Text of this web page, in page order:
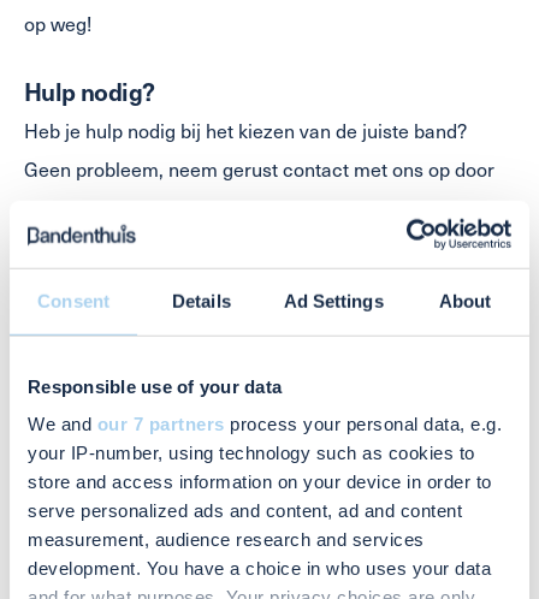
Consent Details Ad Settings About
Responsible use of your data
We and our 7 partners process your personal data, e.g.
your IP-number, using technology such as cookies to
store and access information on your device in order to
serve personalized ads and content, ad and content
measurement, audience research and services
development. You have a choice in who uses your data
op weg!
Hulp nodig?
Heb je hulp nodig bij het kiezen van de juiste band?
Geen probleem, neem gerust contact met ons op door
te bellen naar 088 255 72 91.
Contact Formulier
Naam *
Telefoonnummer *